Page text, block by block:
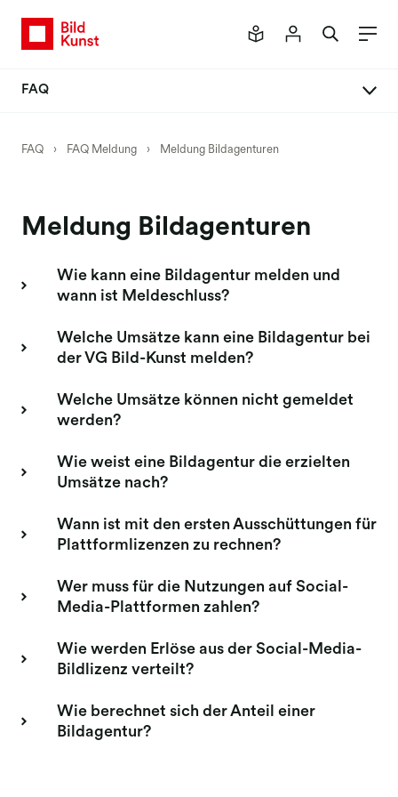
FAQ
Meldung Buch
Meldung Einzelbilder
Meldung Honorar
Meldung Werkpräsentationen
Meldung Kunst am Bau
Meldung Social Media
Meldung Bildagenturen
Meldung Buchverlage
Meldung Werbefilm
FAQ › FAQ Meldung › Meldung Bildagenturen
Meldung Bildagenturen
Wie kann eine Bildagentur melden und
wann ist Meldeschluss?
Welche Umsätze kann eine Bildagentur bei
der VG Bild-Kunst melden?
Welche Umsätze können nicht gemeldet
werden?
Wie weist eine Bildagentur die erzielten
Umsätze nach?
Wann ist mit den ersten Ausschüttungen für
Plattformlizenzen zu rechnen?
Wer muss für die Nutzungen auf Social-
Media-Plattformen zahlen?
Wie werden Erlöse aus der Social-Media-
Bildlizenz verteilt?
Wie berechnet sich der Anteil einer
Bildagentur?